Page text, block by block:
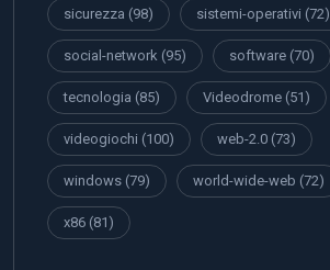
sicurezza (98) sistemi-operativi (72)
social-network (95) software (70)
tecnologia (85) Videodrome (51)
videogiochi (100) web-2.0 (73)
windows (79) world-wide-web (72)
x86 (81)